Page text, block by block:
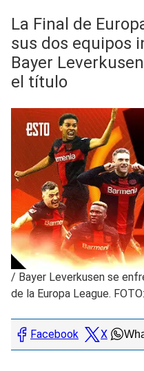
La Final de
sus dos equipos
Bayer
el título
/ Bayer Leverkusen se
de la Europa League.
Facebook X